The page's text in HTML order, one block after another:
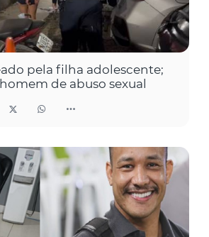
pela filha adolescente;
de abuso sexual